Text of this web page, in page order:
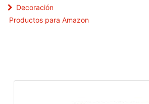
Decoración
Productos para Amazon